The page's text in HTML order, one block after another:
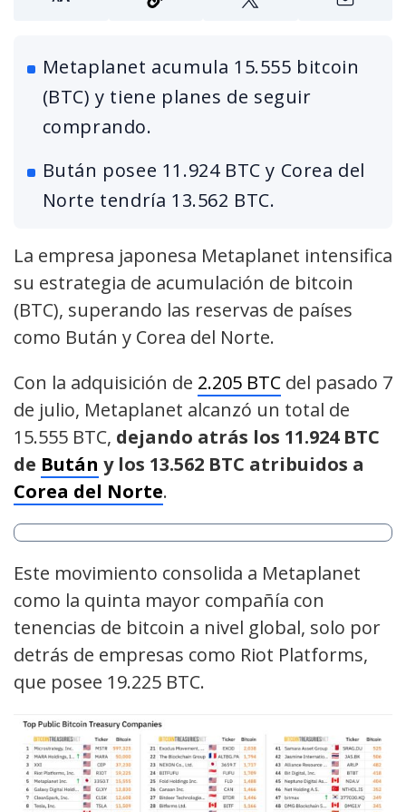
Metaplanet acumula 15.555 bitcoin
(BTC) y tiene planes de seguir
comprando.
Bután posee 11.924 BTC y Corea del
Norte tendría 13.562 BTC.
La empresa japonesa Metaplanet intensifica
su estrategia de acumulación de bitcoin
(BTC), superando las reservas de países
como Bután y Corea del Norte.
Con la adquisición de 2.205 BTC del pasado 7
de julio, Metaplanet alcanzó un total de
15.555 BTC, dejando atrás los 11.924 BTC
de Bután y los 13.562 BTC atribuidos a
Corea del Norte.
Este movimiento consolida a Metaplanet
como la quinta mayor compañía con
tenencias de bitcoin a nivel global, solo por
detrás de empresas como Riot Platforms,
que posee 19.225 BTC.